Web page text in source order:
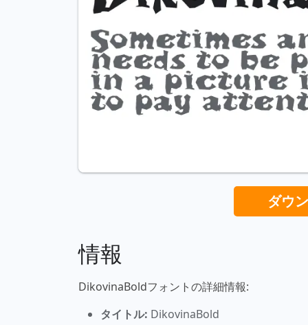
ダウ
情報
DikovinaBoldフォントの詳細情報:
タイトル: DikovinaBold